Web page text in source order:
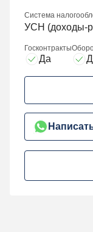
Система
УСН (доходы-
Госконтракты
Да